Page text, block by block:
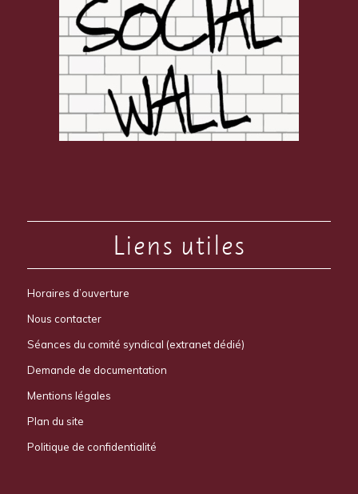
Liens utiles
Horaires d’ouverture
Nous contacter
Séances du comité syndical (extranet dédié)
Demande de documentation
Mentions légales
Plan du site
Politique de confidentialité